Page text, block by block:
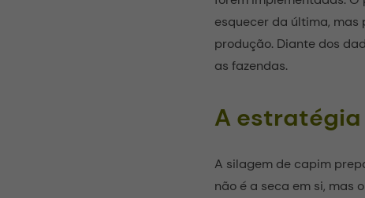
esquecer da última,
produção. Diante dos
as fazendas.
A
A silagem de capim
não é a seca em si, mas